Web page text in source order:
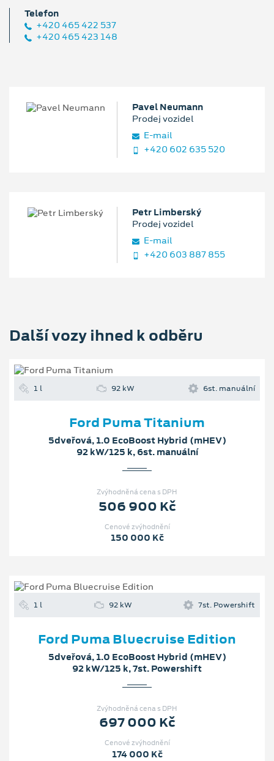
Telefon
+420 465 422 537
+420 465 423 148
Pavel Neumann
Prodej vozidel
E‑mail
+420 602 635 520
Petr Limberský
Prodej vozidel
E‑mail
+420 603 887 855
Další vozy ihned k odběru
1 l 92 kW 6st. manuální
Ford Puma Titanium
5dveřová, 1.0 EcoBoost Hybrid (mHEV)
92 kW/125 k, 6st. manuální
Zvýhodněná cena s DPH
506 900 Kč
Cenové zvýhodnění
150 000 Kč
1 l 92 kW 7st. Powershift
Ford Puma Bluecruise Edition
5dveřová, 1.0 EcoBoost Hybrid (mHEV)
92 kW/125 k, 7st. Powershift
Zvýhodněná cena s DPH
697 000 Kč
Cenové zvýhodnění
174 000 Kč